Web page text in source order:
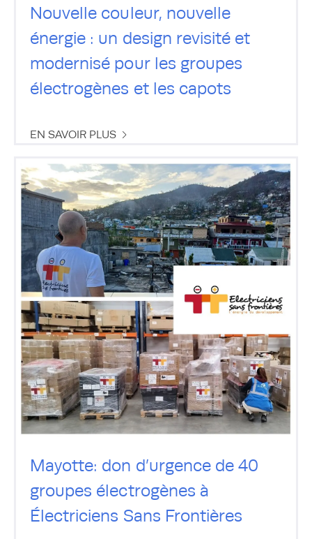
Nouvelle couleur, nouvelle
énergie : un design revisité et
modernisé pour les groupes
électrogènes et les capots
EN SAVOIR PLUS
Mayotte: don d’urgence de 40
groupes électrogènes à
Électriciens Sans Frontières